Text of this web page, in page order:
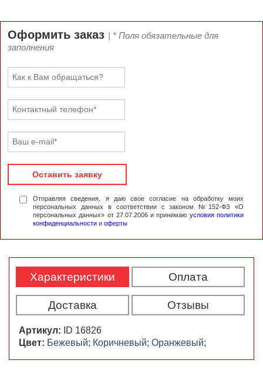
Оформить заказ | * Поля обязательные для
заполнения
Оставить заявку
Отправляя сведения, я даю свое согласие на обработку моих
персональных данных в соответствии с законом №152-ФЗ «О
персональных данных» от 27.07.2006 и принимаю условия политики
конфиденциальности и оферты
Характеристики Оплата
Доставка Отзывы
Артикул:
ID 16826
Цвет: Бежевый; Коричневый; Оранжевый;